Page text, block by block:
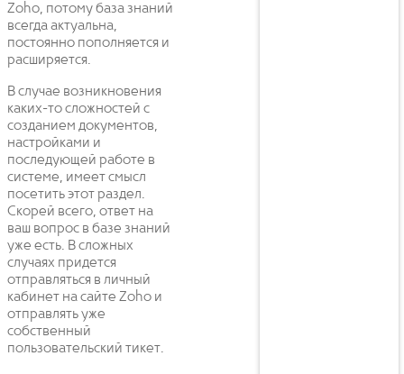
Zoho, потому база знаний
всегда актуальна,
постоянно пополняется и
расширяется.
В случае возникновения
каких-то сложностей с
созданием документов,
настройками и
последующей работе в
системе, имеет смысл
посетить этот раздел.
Скорей всего, ответ на
ваш вопрос в базе знаний
уже есть. В сложных
случаях придется
отправляться в личный
кабинет на сайте Zoho и
отправлять уже
собственный
пользовательский тикет.